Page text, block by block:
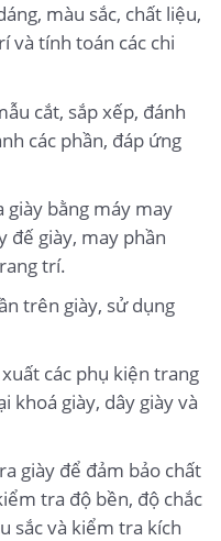
màu sắc, chất liệu,
và tính toán các chi
cắt, sắp xếp, đánh
các phần, đáp ứng
giày bằng máy may
đế giày, may phần
trí.
trên giày, sử dụng
các phụ kiện trang
khoá giày, dây giày và
giày để đảm bảo chất
tra độ bền, độ chắc
sắc và kiểm tra kích